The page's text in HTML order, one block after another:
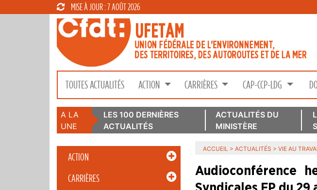
MISE À JOUR : 7 AOÛT 2026
TOUTES ACTUALITÉS ACTION CARRIÈRES CAP-CCP-LDG
A LA
UNE
LES 100 DERNIÈRES
ACTUALITÉS
ACTUALITÉS DU
MINISTÈRE
ACTION
CARRIÈRES
ACCUEIL > ACTUALITÉS > VIE AU
Audioconférence